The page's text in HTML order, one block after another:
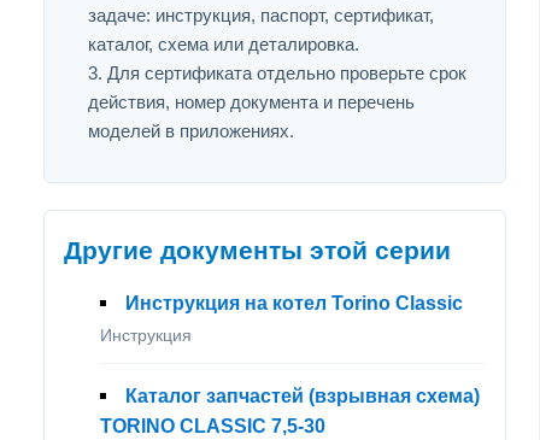
задаче: инструкция, паспорт, сертификат,
каталог, схема или деталировка.
Для сертификата отдельно проверьте срок
действия, номер документа и перечень
моделей в приложениях.
Другие документы этой серии
Инструкция на котел Torino Classic
Инструкция
Каталог запчастей (взрывная схема)
TORINO CLASSIC 7,5-30